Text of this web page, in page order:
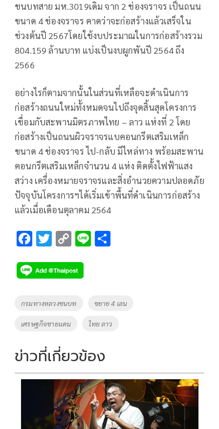
ชนบทสาย มห.3019เดิม จาก 2 ช่องจราจร เป็นถนน
ขนาด 4 ช่องจราจร คาดว่าจะก่อสร้างแล้วเสร็จใน
ช่วงต้นปี 2567โดยใช้งบประมาณในการก่อสร้างรวม
804.159 ล้านบาท แบ่งเป็นงบผูกพันปี 2564 ถึง
2566
อย่างไรก็ตามจากนั้นในส่วนที่เหลือจะดำเนินการ
ก่อสร้างถนนใหม่ทั้งหมดจนไปถึงจุดสิ้นสุดโครงการ
เชื่อมกับสะพานมิตรภาพไทย – ลาว แห่งที่ 2 โดย
ก่อสร้างเป็นถนนผิวจราจรแบคอนกรีตเสริมเหล็ก
ขนาด 4 ช่องจราจร ไป-กลับ มีไหล่ทาง พร้อมสะพาน
คอนกรีตเสริมเหล็กจำนวน 4 แห่ง ติดตั้งไฟฟ้าแสง
สว่าง เครื่องหมายจราจรและสิ่งอำนวยความปลอดภัย
ปัจจุบันโครงการฯได้เริ่มเข้าพื้นที่ดำเนินการก่อสร้าง
แล้วเมื่อเดือนตุลาคม 2564
F
e
b
o
o
k
T
tt
er
C
p
y
Li
Li
Tags
กรมทางหลวงชนบท ขยาย 4 เลน
เศรษฐกิจชายแดน ไทย ลาว
ข่าวที่เกี่ยวข้อง